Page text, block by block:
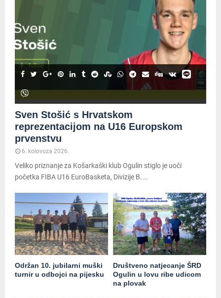
Sven Stošić s Hrvatskom
reprezentacijom na U16 Europskom
prvenstvu
6. kolovoza 2026.
Veliko priznanje za Košarkaški klub Ogulin stiglo je uoči
početka FIBA U16 EuroBasketa, Divizije B....
Održan 10. jubilarni muški
turnir u odbojci na pijesku
Društveno natjecanje ŠRD
Ogulin u lovu ribe udicom
na plovak